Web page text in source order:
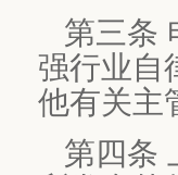
第三条
强行业自
他有关主
第四条